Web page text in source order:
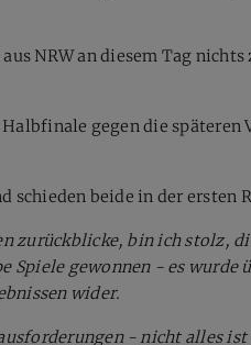
NRW an diesem Tag
gegen die späteren
beide in der ersten
zurückblicke, bin ich stolz,
Spiele gewonnen - es wurde
wider.
- nicht alles